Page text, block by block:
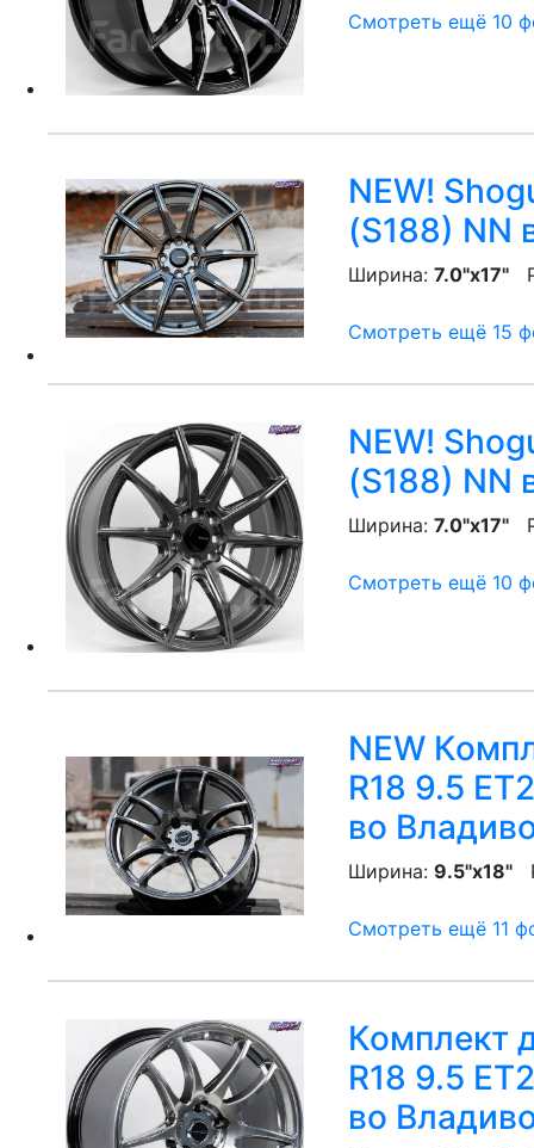
Смотреть ещё 10
NEW!
(S188) NN
Ширина: 7.0"x17"
Смотреть ещё 15
NEW!
(S188) NN
Ширина: 7.0"x17"
Смотреть ещё 10
NEW
R18 9.5
во
Ширина: 9.5"x18"
Смотреть ещё 11
Комплект
R18 9.5
во